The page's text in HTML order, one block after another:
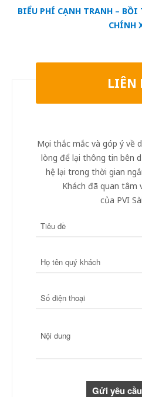
BIỂU PHÍ CẠNH TRANH – BỒI
CHÍNH
LIÊN
Mọi thắc mắc và góp ý về
lòng để lại thông tin bên
hệ lại trong thời gian
Khách đã quan tâm
của PVI